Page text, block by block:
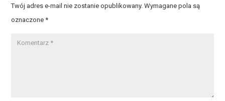
Twój adres e-mail nie zostanie opublikowany. Wymagane pola są
oznaczone*